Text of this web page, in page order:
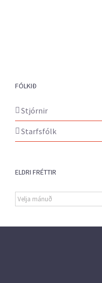
FÓLKIÐ
Stjórnir
Starfsfólk
ELDRI FRÉTTIR
Eldri
fréttir